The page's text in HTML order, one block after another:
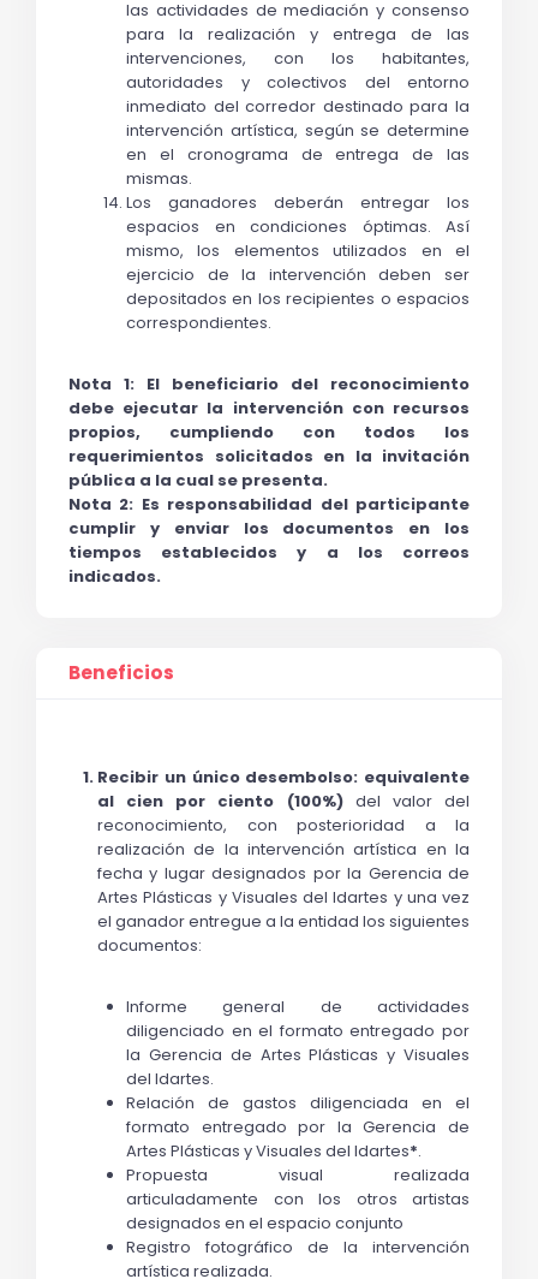
las actividades de mediación y consenso
para la realización y entrega de las
intervenciones, con los habitantes,
autoridades y colectivos del entorno
inmediato del corredor destinado para la
intervención artística, según se determine
en el cronograma de entrega de las
mismas.
Los ganadores deberán entregar los
espacios en condiciones óptimas. Así
mismo, los elementos utilizados en el
ejercicio de la intervención deben ser
depositados en los recipientes o espacios
correspondientes.
Nota 1: El beneficiario del reconocimiento
debe ejecutar la intervención con recursos
propios, cumpliendo con todos los
requerimientos solicitados en la invitación
pública a la cual se presenta.
Nota 2: Es responsabilidad del participante
cumplir y enviar los documentos en los
tiempos establecidos y a los correos
indicados.
Beneficios
Recibir un único desembolso: equivalente
al cien por ciento (100%) del valor del
reconocimiento, con posterioridad a la
realización de la intervención artística en la
fecha y lugar designados por la Gerencia de
Artes Plásticas y Visuales del Idartes y una vez
el ganador entregue a la entidad los siguientes
documentos:
Informe general de actividades
diligenciado en el formato entregado por
la Gerencia de Artes Plásticas y Visuales
del Idartes.
Relación de gastos diligenciada en el
formato entregado por la Gerencia de
Artes Plásticas y Visuales del Idartes*.
Propuesta visual realizada
articuladamente con los otros artistas
designados en el espacio conjunto
Registro fotográfico de la intervención
artística realizada.